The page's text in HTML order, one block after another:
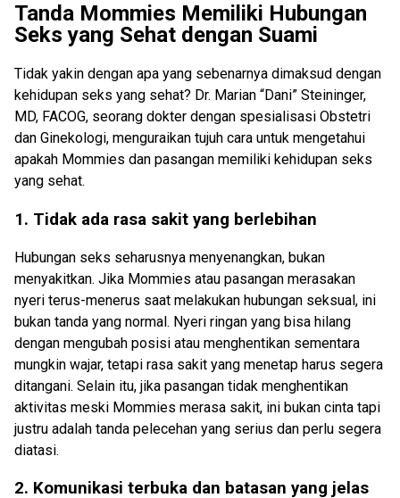
Tanda Mommies Memiliki Hubungan
Seks yang Sehat dengan Suami
Tidak yakin dengan apa yang sebenarnya dimaksud dengan
kehidupan seks yang sehat? Dr. Marian “Dani” Steininger,
MD, FACOG, seorang dokter dengan spesialisasi Obstetri
dan Ginekologi, menguraikan tujuh cara untuk mengetahui
apakah Mommies dan pasangan memiliki kehidupan seks
yang sehat.
1. Tidak ada rasa sakit yang berlebihan
Hubungan seks seharusnya menyenangkan, bukan
menyakitkan. Jika Mommies atau pasangan merasakan
nyeri terus-menerus saat melakukan hubungan seksual, ini
bukan tanda yang normal. Nyeri ringan yang bisa hilang
dengan mengubah posisi atau menghentikan sementara
mungkin wajar, tetapi rasa sakit yang menetap harus segera
ditangani. Selain itu, jika pasangan tidak menghentikan
aktivitas meski Mommies merasa sakit, ini bukan cinta tapi
justru adalah tanda pelecehan yang serius dan perlu segera
diatasi.
2. Komunikasi terbuka dan batasan yang jelas